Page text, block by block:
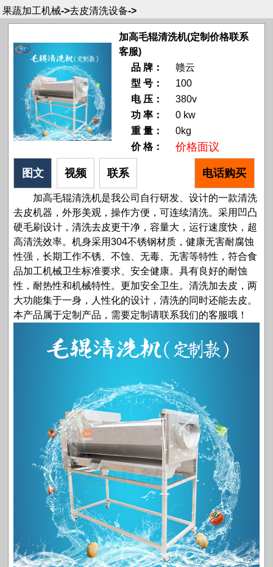
果蔬加工机械->去皮清洗设备->
加高毛辊清洗机(定制价格联系
客服)
品 牌：
赣云
型 号：
100
电 压：
380v
功 率：
0 kw
重 量：
0kg
价 格：
价格面议
图文 视频 联系 电话购买
加高毛辊清洗机是我公司自行研发、设计的一款清洗
去皮机器，外形美观，操作方便，可连续清洗。采用凹凸
硬毛刷设计，清洗去皮更干净，容量大，运行速度快，超
高清洗效率。机身采用304不锈钢材质，健康无害耐腐蚀
性强，长期工作不锈、不蚀、无毒、无害等特性，符合食
品加工机械卫生标准要求、安全健康。具有良好的耐蚀
性，耐热性和机械特性。更加安全卫生。清洗加去皮，两
大功能集于一身，人性化的设计，清洗的同时还能去皮。
本产品属于定制产品，需要定制请联系我们的客服哦！